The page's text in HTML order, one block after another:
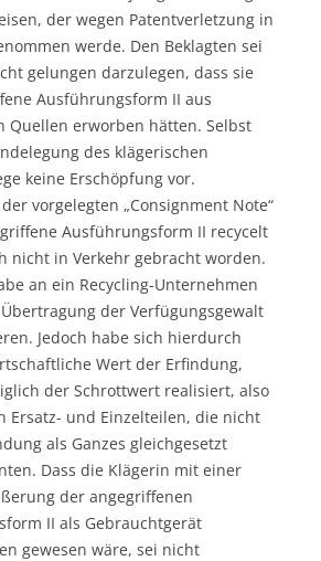
der wegen Patentverletzung in
werde. Den Beklagten sei
gelungen darzulegen, dass sie
Ausführungsform II aus
Quellen erworben hätten. Selbst
des klägerischen
keine Erschöpfung vor.
vorgelegten „Consignment Note“
Ausführungsform II recycelt
nicht in Verkehr gebracht worden.
an ein Recycling-Unternehmen
der Verfügungsgewalt
Jedoch habe sich hierdurch
Wert der Erfindung,
der Schrottwert realisiert, also
Ersatz- und Einzelteilen, die nicht
als Ganzes gleichgesetzt
Dass die Klägerin mit einer
der angegriffenen
II als Gebrauchtgerät
gewesen wäre, sei nicht